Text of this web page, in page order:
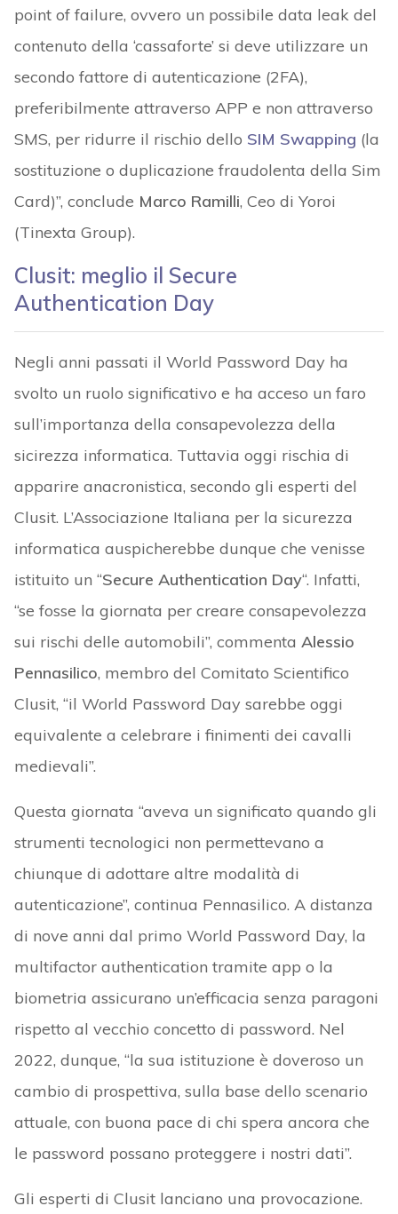
point of failure, ovvero un possibile data leak del
contenuto della ‘cassaforte’ si deve utilizzare un
secondo fattore di autenticazione (2FA),
preferibilmente attraverso APP e non attraverso
SMS, per ridurre il rischio dello SIM Swapping (la
sostituzione o duplicazione fraudolenta della Sim
Card)”, conclude Marco Ramilli, Ceo di Yoroi
(Tinexta Group).
Clusit: meglio il Secure
Authentication Day
Negli anni passati il World Password Day ha
svolto un ruolo significativo e ha acceso un faro
sull’importanza della consapevolezza della
sicirezza informatica. Tuttavia oggi rischia di
apparire anacronistica, secondo gli esperti del
Clusit. L’Associazione Italiana per la sicurezza
informatica auspicherebbe dunque che venisse
istituito un “Secure Authentication Day“. Infatti,
“se fosse la giornata per creare consapevolezza
sui rischi delle automobili”, commenta Alessio
Pennasilico, membro del Comitato Scientifico
Clusit, “il World Password Day sarebbe oggi
equivalente a celebrare i finimenti dei cavalli
medievali”.
Questa giornata “aveva un significato quando gli
strumenti tecnologici non permettevano a
chiunque di adottare altre modalità di
autenticazione”, continua Pennasilico. A distanza
di nove anni dal primo World Password Day, la
multifactor authentication tramite app o la
biometria assicurano un’efficacia senza paragoni
rispetto al vecchio concetto di password. Nel
2022, dunque, “la sua istituzione è doveroso un
cambio di prospettiva, sulla base dello scenario
attuale, con buona pace di chi spera ancora che
le password possano proteggere i nostri dati”.
Gli esperti di Clusit lanciano una provocazione.